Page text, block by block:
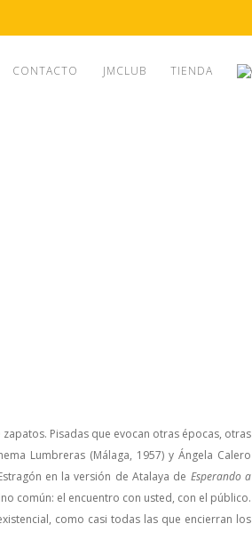
CONTACTO JMCLUB TIENDA
Pisadas que evocan otras épocas, otras
Lumbreras (Málaga, 1957) y Ángela Calero
en la versión de Atalaya de Esperando a
común: el encuentro con usted, con el público.
como casi todas las que encierran los